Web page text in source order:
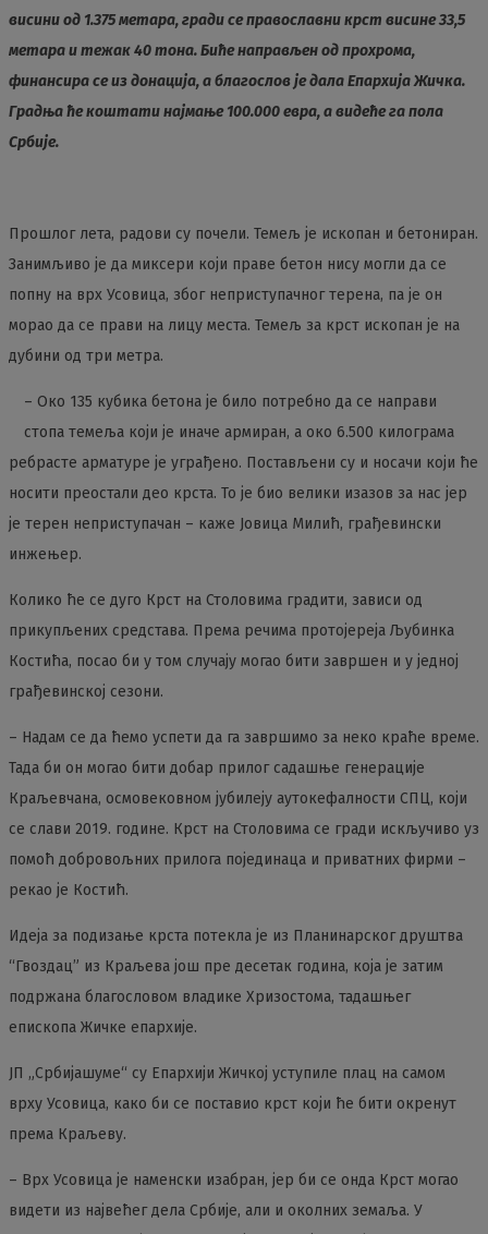
висини од 1.375 метара, гради се православни крст висине 33,5
метара и тежак 40 тона. Биће направљен од прохрома,
финансира се из донација, а благослов је дала Епархија Жичка.
Градња ће коштати најмање 100.000 евра, а видеће га пола
Србије.
Прошлог лета, радови су почели. Темељ је ископан и бетониран.
Занимљиво је да миксери који праве бетон нису могли да се
попну на врх Усовица, због неприступачног терена, па је он
морао да се прави на лицу места. Темељ за крст ископан је на
дубини од три метра.
– Око 135 кубика бетона је било потребно да се направи
стопа темеља који је иначе армиран, а око 6.500 килограма
ребрасте арматуре је уграђено. Постављени су и носачи који ће
носити преостали део крста. То је био велики изазов за нас јер
је терен неприступачан – каже Јовица Милић, грађевински
инжењер.
Колико ће се дуго Крст на Столовима градити, зависи од
прикупљених средстава. Према речима протојереја Љубинка
Костића, посао би у том случају могао бити завршен и у једној
грађевинској сезони.
– Надам се да ћемо успети да га завршимо за неко краће време.
Тада би он могао бити добар прилог садашње генерације
Краљевчана, осмовековном јубилеју аутокефалности СПЦ, који
се слави 2019. године. Крст на Столовима се гради искључиво уз
помоћ добровољних прилога појединаца и приватних фирми –
рекао је Костић.
Идеја за подизање крста потекла је из Планинарског друштва
“Гвоздац” из Краљева још пре десетак година, која је затим
подржана благословом владике Хризостома, тадашњег
епископа Жичке епархије.
ЈП „Србијашуме“ су Епархији Жичкој уступиле плац на самом
врху Усовица, како би се поставио крст који ће бити окренут
према Краљеву.
– Врх Усовица је наменски изабран, јер би се онда Крст могао
видети из највећег дела Србије, али и околних земаља. У